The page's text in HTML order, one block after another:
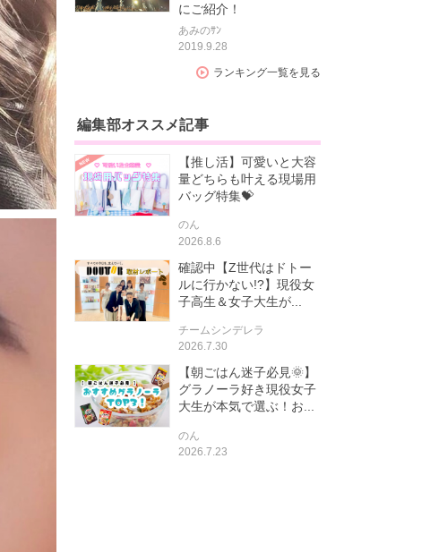
にご紹介！
あみのｻﾝ
2019.9.28
ランキング一覧を見る
編集部オススメ記事
【推し活】可愛いと大容
量どちらも叶える現場用
バッグ特集💝
のん
2026.8.6
確認中【Z世代はドトー
ルに行かない!?】現役女
子高生＆女子大生が...
チームシンデレラ
2026.7.30
【朝ごはん迷子必見🌞】
グラノーラ好き現役女子
大生が本気で選ぶ！お...
のん
2026.7.23